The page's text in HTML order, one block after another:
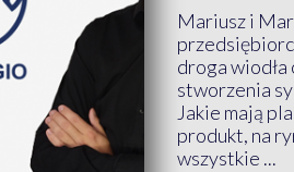
Mariusz i
droga
stworzenia
Jakie mają
produkt, na
wszystkie ...